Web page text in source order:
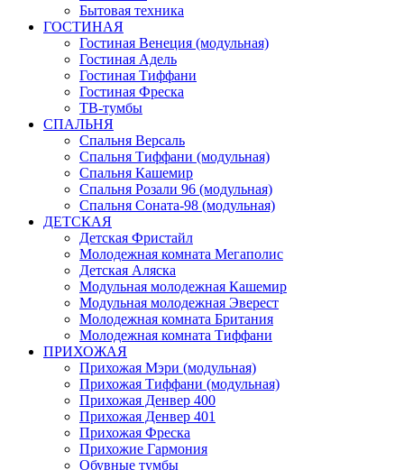
Бытовая техника
ГОСТИНАЯ
Гостиная Венеция (модульная)
Гостиная Адель
Гостиная Тиффани
Гостиная Фреска
ТВ-тумбы
СПАЛЬНЯ
Спальня Версаль
Спальня Тиффани (модульная)
Спальня Кашемир
Спальня Розали 96 (модульная)
Спальня Соната-98 (модульная)
ДЕТСКАЯ
Детская Фристайл
Молодежная комната Мегаполис
Детская Аляска
Модульная молодежная Кашемир
Модульная молодежная Эверест
Молодежная комната Британия
Молодежная комната Тиффани
ПРИХОЖАЯ
Прихожая Мэри (модульная)
Прихожая Тиффани (модульная)
Прихожая Денвер 400
Прихожая Денвер 401
Прихожая Фреска
Прихожие Гармония
Обувные тумбы